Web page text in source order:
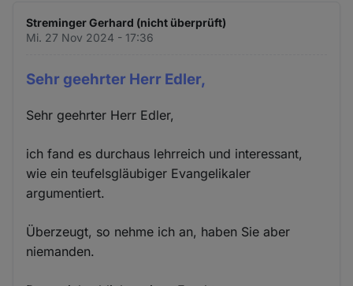
Streminger Gerhard (nicht überprüft)
Mi. 27 Nov 2024 - 17:36
Sehr geehrter Herr Edler,
Sehr geehrter Herr Edler,
ich fand es durchaus lehrreich und interessant,
wie ein teufelsgläubiger Evangelikaler
argumentiert.
Überzeugt, so nehme ich an, haben Sie aber
niemanden.